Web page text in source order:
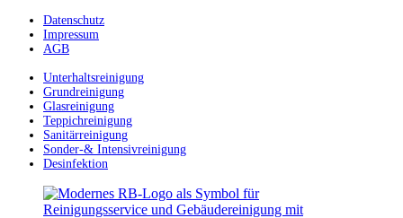
Datenschutz
Impressum
AGB
Unterhaltsreinigung
Grundreinigung
Glasreinigung
Teppichreinigung
Sanitärreinigung
Sonder-& Intensivreinigung
Desinfektion